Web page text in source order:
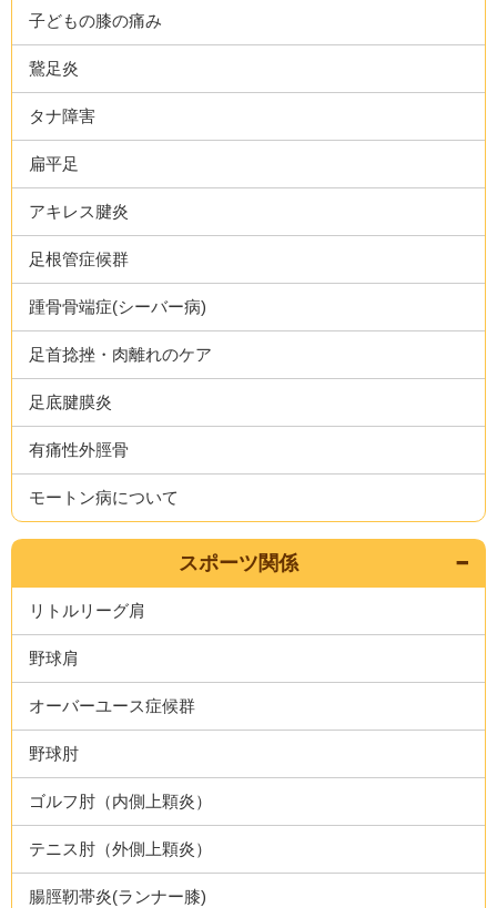
子どもの膝の痛み
鵞足炎
タナ障害
扁平足
アキレス腱炎
足根管症候群
踵骨骨端症(シーバー病)
足首捻挫・肉離れのケア
足底腱膜炎
有痛性外脛骨
モートン病について
スポーツ関係
リトルリーグ肩
野球肩
オーバーユース症候群
野球肘
ゴルフ肘（内側上顆炎）
テニス肘（外側上顆炎）
腸脛靭帯炎(ランナー膝)